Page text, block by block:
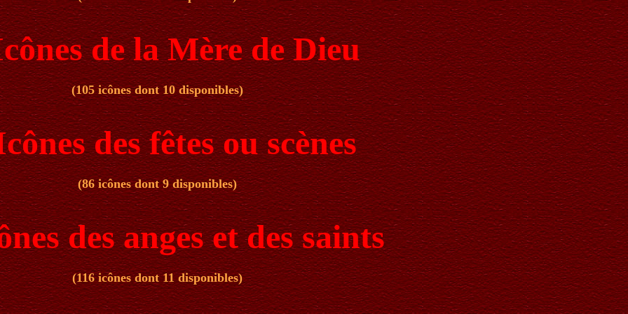
de la Mère de Dieu
(105 icônes dont 10 disponibles)
des fêtes ou scènes
(86 icônes dont 9 disponibles)
des anges et des saints
(116 icônes dont 11 disponibles)